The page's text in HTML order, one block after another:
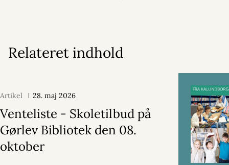
Relateret indhold
Artikel 28. maj 2026
Venteliste - Skoletilbud på
Gørlev Bibliotek den 08.
oktober